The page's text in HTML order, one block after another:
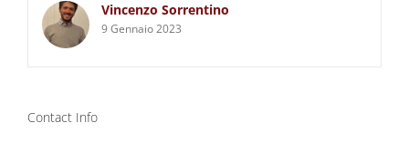
Vincenzo Sorrentino
9 Gennaio 2023
Contact Info